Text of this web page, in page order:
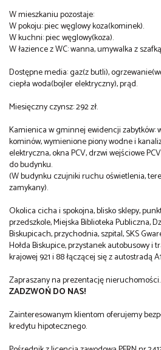
W mieszkaniu pozostaje:
W pokoju: piec węglowy koza(kominek).
W kuchni: piec węglowy(koza).
W łazience z WC: wanna, umywalka z
Dostępne media: gaz(z butli),
ciepła woda(bojler elektryczny), prąd.
Miesięczny czynsz: 292 zł.
Kamienica w gminnej ewidencji zabytków:
kominów, wymienione piony wodne i
elektryczna, okna PCV, drzwi wejściowe
do budynku.
(W budynku czujniki ruchu oświetlenia,
zamykany).
Okolica cicha i spokojna, blisko sklepy,
przedszkole, Miejska Biblioteka Publiczna,
Biskupicach, przychodnia, szpital, SKS
Hołda Biskupice, przystanek autobusowy i
krajowej 921 i 88 łączącej się z autostradą
Zapraszany na prezentację nieruchomości.
ZADZWOŃ DO NAS!
Zainteresowanym klientom oferujemy
kredytu hipotecznego.